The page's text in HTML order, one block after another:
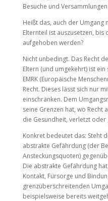
Besuche und
Heißt das, auch der
Elternteil ist auszusetzen, bis
aufgehoben werden?
Nicht unbedingt. Das Recht
Eltern (und umgekehrt) ist
EMRK (Europäische
Recht. Dieses lässt sich nur
einschränken. Dem
seine Grenzen hat, wo
die Gesundheit, verletzt
Konkret bedeutet das: Steht
abstrakte Gefährdung (der
Ansteckungsquoten)
Die abstrakte Gefährdung
Kontakt, Fürsorge und
grenzüberschreitenden
beispielsweise bereits